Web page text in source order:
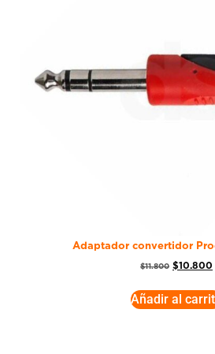
Adaptador convertidor
$11.800 $10.800
Añadir al